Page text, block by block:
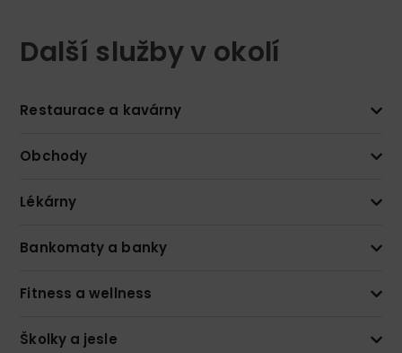
Další služby v okolí
Restaurace a kavárny
Obchody
Lékárny
Bankomaty a banky
Fitness a wellness
Školky a jesle